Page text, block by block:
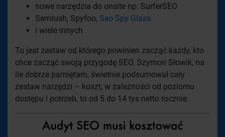
nowe narzędzia do onsite np. SurferSEO
Semrush, Spyfoo, Seo Spy Glass
i wiele innych
To jest zestaw od którego powinien zacząć każdy, kto
chce zacząć swoją przygodę SEO. Szymon Słowik, na
ile dobrze pamiętam, świetnie podsumował cały
zestaw narzędzi – koszt, w zależności od poziomu
dostępu i potrzeb, to od 5 do 14 tys netto rocznie.